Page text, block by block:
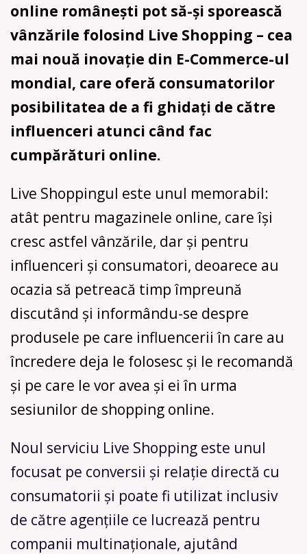
online românești pot să-și sporească
vânzările folosind Live Shopping – cea
mai nouă inovație din E-Commerce-ul
mondial, care oferă consumatorilor
posibilitatea de a fi ghidați de către
influenceri atunci când fac
cumpărături online.
Live Shoppingul este unul memorabil:
atât pentru magazinele online, care își
cresc astfel vânzările, dar și pentru
influenceri și consumatori, deoarece au
ocazia să petreacă timp împreună
discutând și informându-se despre
produsele pe care influencerii în care au
încredere deja le folosesc și le recomandă
și pe care le vor avea și ei în urma
sesiunilor de shopping online.
Noul serviciu Live Shopping este unul
focusat pe conversii și relație directă cu
consumatorii și poate fi utilizat inclusiv
de către agențiile ce lucrează pentru
companii multinaționale, ajutând